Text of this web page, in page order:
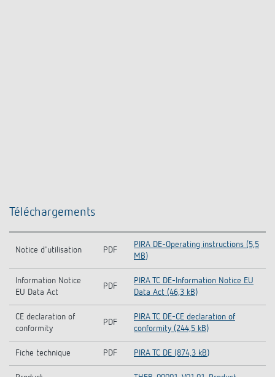
Téléchargements
Notice d'utilisation PDF
PIRA DE-Operating instructions (5,5
MB)
Information Notice
EU Data Act
PDF
PIRA TC DE-Information Notice EU
Data Act (46,3 kB)
CE declaration of
conformity
PDF
PIRA TC DE-CE declaration of
conformity (244,5 kB)
Fiche technique PDF PIRA TC DE (874,3 kB)